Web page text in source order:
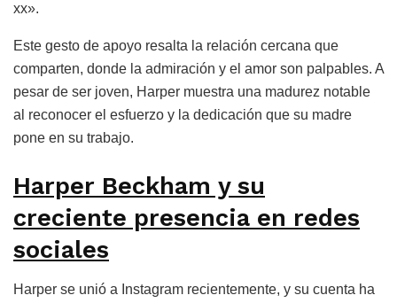
xx».
Este gesto de apoyo resalta la relación cercana que
comparten, donde la admiración y el amor son palpables. A
pesar de ser joven, Harper muestra una madurez notable
al reconocer el esfuerzo y la dedicación que su madre
pone en su trabajo.
Harper Beckham y su
creciente presencia en redes
sociales
Harper se unió a Instagram recientemente, y su cuenta ha